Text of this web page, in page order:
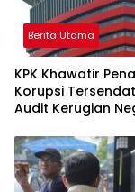
Berita Utama
KPK Khawatir
Korupsi
Audit Kerugian